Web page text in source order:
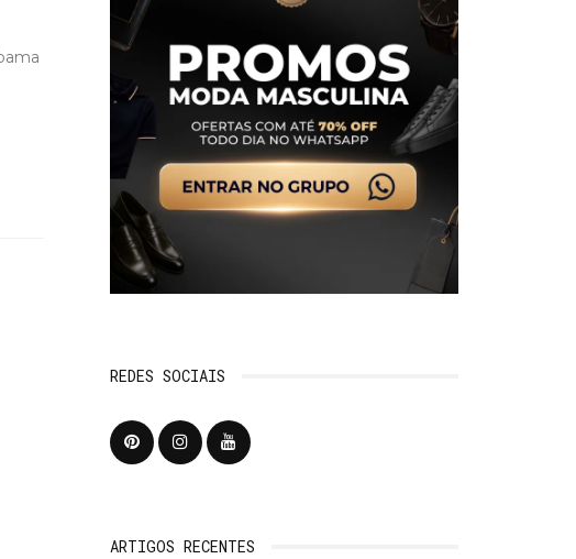
REDES SOCIAIS
ARTIGOS RECENTES